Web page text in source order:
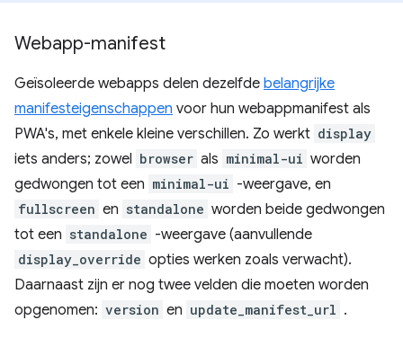
Webapp-manifest
Geïsoleerde webapps delen dezelfde belangrijke
manifesteigenschappen voor hun webappmanifest als
PWA's, met enkele kleine verschillen. Zo werkt display
iets anders; zowel browser als minimal-ui worden
gedwongen tot een minimal-ui -weergave, en
fullscreen en standalone worden beide gedwongen
tot een standalone -weergave (aanvullende
display_override opties werken zoals verwacht).
Daarnaast zijn er nog twee velden die moeten worden
opgenomen: version en update_manifest_url .